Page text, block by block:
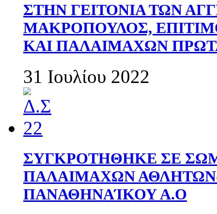
ΣΤΗΝ ΓΕΙΤΟΝΙΑ ΤΩΝ
ΜΑΚΡΟΠΟΥΛΟΣ,
ΚΑΙ ΠΑΛΑΙΜΑΧΩΝ
31 Ιουλίου 2022
ΣΥΓΚΡΟΤΗΘΗΚΕ ΣΕ
ΠΑΛΑΙΜΑΧΩΝ
ΠΑΝΑΘΗΝΑΊΚΟΥ Α.Ο